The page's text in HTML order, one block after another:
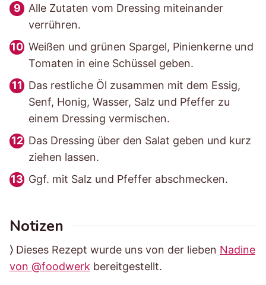
Alle Zutaten vom Dressing miteinander
verrühren.
Weißen und grünen Spargel, Pinienkerne und
Tomaten in eine Schüssel geben.
Das restliche Öl zusammen mit dem Essig,
Senf, Honig, Wasser, Salz und Pfeffer zu
einem Dressing vermischen.
Das Dressing über den Salat geben und kurz
ziehen lassen.
Ggf. mit Salz und Pfeffer abschmecken.
Notizen
⟩ Dieses Rezept wurde uns von der lieben Nadine
von @foodwerk bereitgestellt.